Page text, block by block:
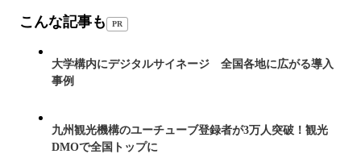
こんな記事も PR
大学構内にデジタルサイネージ 全国各地に広がる導入
事例
九州観光機構のユーチューブ登録者が3万人突破！観光
DMOで全国トップに